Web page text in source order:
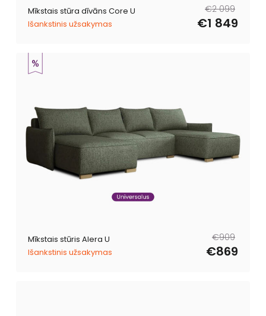
Mīkstais stūra dīvāns Core U
Išankstinis užsakymas
Parastā
cena
€2 099
Pārdošanas
cena€1 849
Mīkstais stūris Alera U
Išankstinis užsakymas
Parastā€909
Pārdošanas
€869